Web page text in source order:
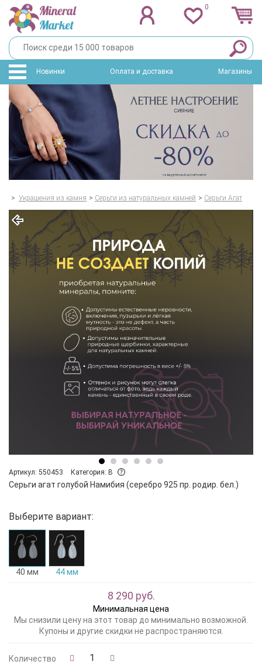
0
Новинки Оплата и доставка Магазины
> Украшения из камня > Серьги из натуральных камней > Серьги Агат
Артикул: 550453 Категория: B
Серьги агат голубой Намибия (серебро 925 пр. родир. бел.)
Выберите вариант:
40 мм 44 мм
8 290 руб.
Минимальная цена
Мы снизили цену на этот товар до минимально возможной.
Купоны и другие скидки не распространяются.
Количество